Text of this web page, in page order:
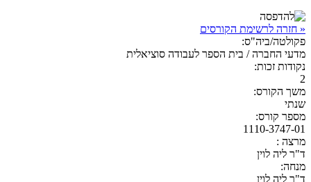
« חזרה לרשימת הקורסים
פקולטה/ביה"ס:
מדעי החברה / בית הספר לעבודה סוציאלית
נקודות זכות:
2
משך הקורס:
שנתי
מספר קורס:
1110-3747-01
מרצה :
ד"ר ליה לוין
מנחה:
ד"ר ליה לוין